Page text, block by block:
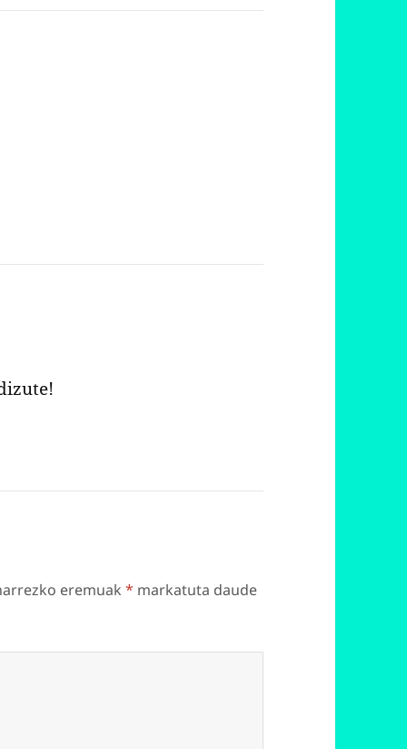
eremuak* markatuta daude